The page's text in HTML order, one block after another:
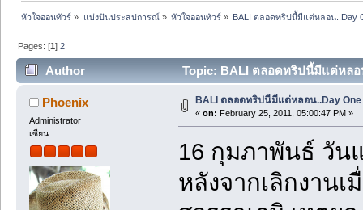
หัวใจออนทัวร์ » แบ่งปันประสปการณ์» หัวใจออนทัวร์» BALI ตลอดทริปนี้มีแต่หลอน..Day
Pages: [1]2
Author Topic: BALI ตลอดทริปนี้มีแต่หลอ
Phoenix
Administrator
เซียน
BALI ตลอดทริปนี้มีแต่หลอน..Day One
« on: February 25, 2011, 05:00:47 PM »
16 กุมภาพันธ์ วัน
หลังจากเลิกงาน